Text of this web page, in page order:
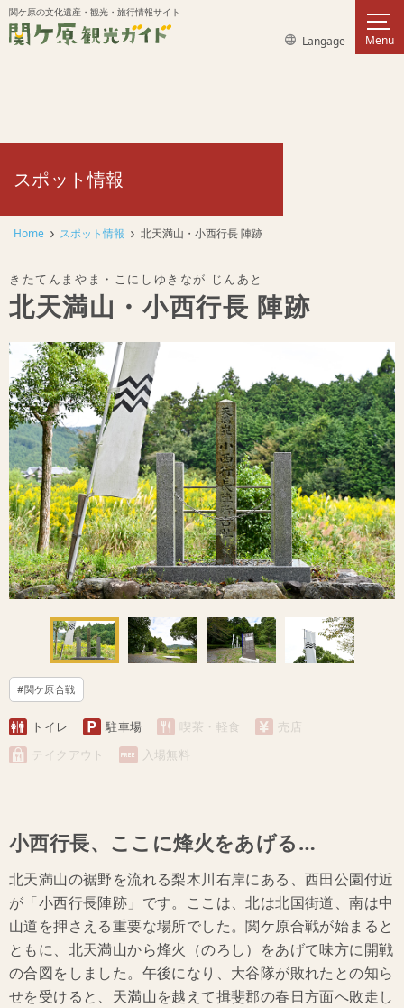
このページの本文へ移動
関ケ原の文化遺産・観光・旅行情報サイト
言語選択メニューを表示
Langage
サイ
Menu
スポット情報
Home スポット情報 北天満山・小西行長 陣跡
北天満山・小西行長 陣跡
きたてんまやま・こにしゆきなが じんあと
#関ケ原合戦
トイレ 駐車場 喫茶・軽食
売店
テイクアウト
入場無料
小西行長、ここに烽火をあげる…
北天満山の裾野を流れる梨木川右岸にある、西田公園付近
が「小西行長陣跡」です。ここは、北は北国街道、南は中
山道を押さえる重要な場所でした。関ケ原合戦が始まると
ともに、北天満山から烽火（のろし）をあげて味方に開戦
の合図をしました。午後になり、大谷隊が敗れたとの知ら
せを受けると、天満山を越えて揖斐郡の春日方面へ敗走し